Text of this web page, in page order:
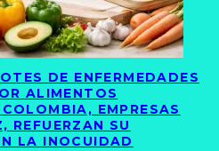
DE ENFERMEDADES
ALIMENTOS
EMPRESAS
REFUERZAN SU
LA INOCUIDAD